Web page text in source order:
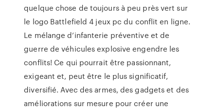
quelque chose de toujours à peu près vert sur
le logo Battlefield 4 jeux pc du conflit en ligne.
Le mélange d’infanterie préventive et de
guerre de véhicules explosive engendre les
conflits! Ce qui pourrait être passionnant,
exigeant et, peut être le plus significatif,
diversifié. Avec des armes, des gadgets et des
améliorations sur mesure pour créer une